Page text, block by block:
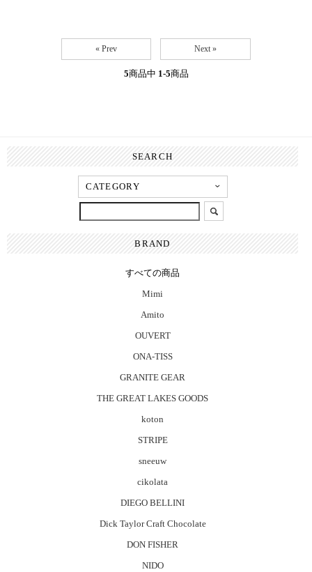
« Prev Next »
5商品中 1-5商品
SEARCH
BRAND
すべての商品
Mimi
Amito
OUVERT
ONA-TISS
GRANITE GEAR
THE GREAT LAKES GOODS
koton
STRIPE
sneeuw
cikolata
DIEGO BELLINI
Dick Taylor Craft Chocolate
DON FISHER
NIDO